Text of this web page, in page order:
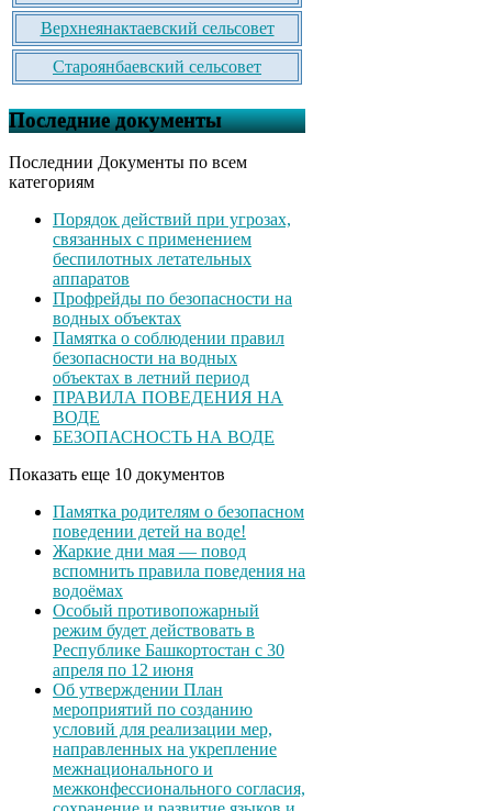
Верхнеянактаевский сельсовет
Староянбаевский сельсовет
Последние документы
Последнии Документы по всем
категориям
Порядок действий при угрозах,
связанных с применением
беспилотных летательных
аппаратов
Профрейды по безопасности на
водных объектах
Памятка о соблюдении правил
безопасности на водных
объектах в летний период
ПРАВИЛА ПОВЕДЕНИЯ НА
ВОДЕ
БЕЗОПАСНОСТЬ НА ВОДЕ
Показать еще 10 документов
Памятка родителям о безопасном
поведении детей на воде!
Жаркие дни мая — повод
вспомнить правила поведения на
водоёмах
Особый противопожарный
режим будет действовать в
Республике Башкортостан с 30
апреля по 12 июня
Об утверждении План
мероприятий по созданию
условий для реализации мер,
направленных на укрепление
межнационального и
межконфессионального согласия,